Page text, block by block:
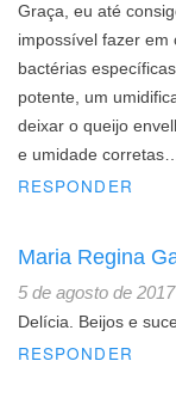
Graça, eu até
impossível fazer em
bactérias
potente, um
deixar o queijo
e umidade
RESPONDER
Maria Regina
5 de agosto de
Delícia. Beijos e
RESPONDER